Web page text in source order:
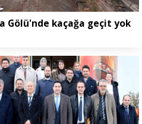
Gölü'nde kaçağa geçit yok